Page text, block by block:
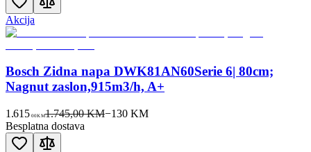
Akcija
Bosch Zidna napa DWK81AN60Serie 6| 80cm;
Nagnut zaslon,915m3/h, A+
1.615 00KM1.745,00 KM−130KM
Besplatna dostava